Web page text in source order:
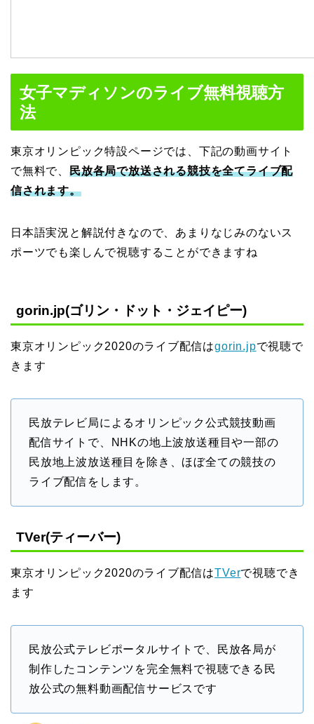
女子マディソンのライブ無料視聴方
法
東京オリンピック特設ページでは、下記の動画サイト
で無料で、 民放各局で放送される競技を全てライブ配
信されます。
日本語実況と解説付きなので、あまりなじみのないス
ポーツでも楽しんで視聴することができますね
gorin.jp(ゴリン・ドット・ジェイピー)
東京オリンピック2020のライブ配信はgorin.jpで視聴で
きます
民放テレビ局によるオリンピック公式競技動画
配信サイトで、NHKの地上波放送種目や一部の
民放地上波放送種目を除き、ほぼ全ての競技の
ライブ配信をします。
TVer(ティーバー)
東京オリンピック2020のライブ配信はTVerで視聴でき
ます
民放公式テレビポータルサイトで、民放各局が
制作したコンテンツを完全無料で視聴できる民
放公式の無料動画配信サービスです